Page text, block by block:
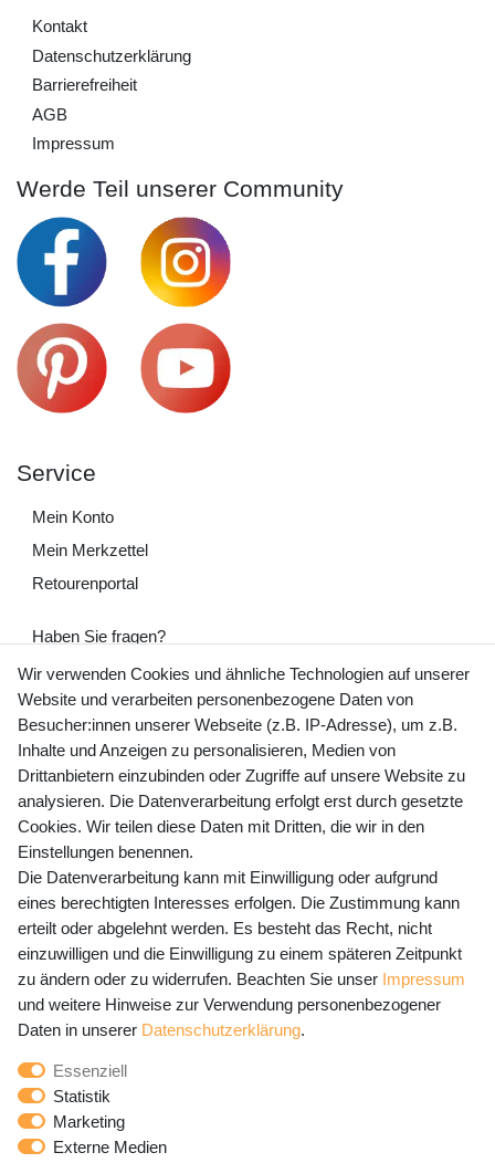
Kontakt
Daten­schutz­erklärung
Barrierefreiheit
AGB
Impressum
Werde Teil unserer Community
Service
Mein Konto
Mein Merkzettel
Retourenportal
Haben Sie fragen?
+49 (0) 35243 460 400
Mo-Fr 9-15 Uhr
shop@banjado.com
Preisangaben inkl. gesetzl. MwSt. und zzgl. Service- und
Versandkosten
Newsletter Anmeldung - Keine Angebote
mehr verpassen!
E-MAIL **
Newsletter
Honig
Hiermit bestätige ich, dass ich die
gelesen habe. Meine Einwilligung kann ich jederzeit
widerrufen.**
Wir verwenden Cookies und ähnliche Technologien auf unserer
Website und verarbeiten personenbezogene Daten von
Besucher:innen unserer Webseite (z.B. IP-Adresse), um z.B.
Inhalte und Anzeigen zu personalisieren, Medien von
Drittanbietern einzubinden oder Zugriffe auf unsere Website zu
analysieren. Die Datenverarbeitung erfolgt erst durch gesetzte
Cookies. Wir teilen diese Daten mit Dritten, die wir in den
Einstellungen benennen.
Die Datenverarbeitung kann mit Einwilligung oder aufgrund
eines berechtigten Interesses erfolgen. Die Zustimmung kann
erteilt oder abgelehnt werden. Es besteht das Recht, nicht
einzuwilligen und die Einwilligung zu einem späteren Zeitpunkt
zu ändern oder zu widerrufen. Beachten Sie unser Impressum
und weitere Hinweise zur Verwendung personenbezogener
Daten in unserer Daten­schutz­erklärung.
Essenziell
Statistik
Marketing
Externe Medien